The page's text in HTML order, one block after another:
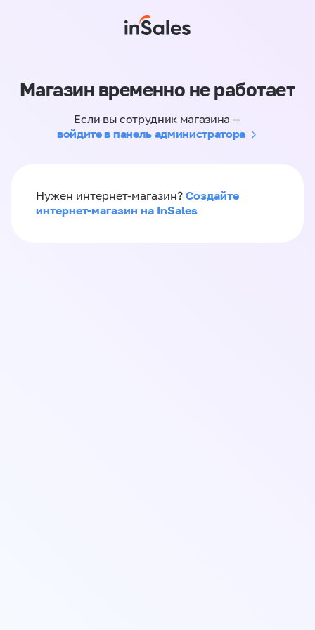
Магазин временно не работает
Если вы сотрудник магазина —
войдите в панель администратора
Нужен интернет-магазин? Создайте
интернет-магазин на InSales